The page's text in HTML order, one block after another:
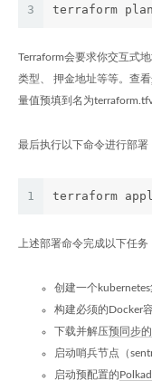
3
terraform
Terraform会要求你交互式
类型、 押金地址等等。查看
量值预填到名为
最后执行以下命令进行部署
1 terraform
上述部署命令完成以下任务
创建一个
构建必须的Docker
下载并解压预同步
启动哨兵节点（
启动预配置的